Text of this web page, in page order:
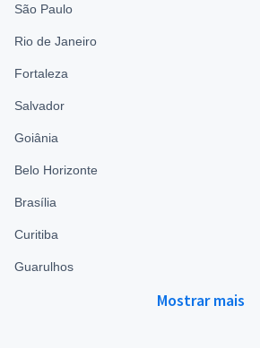
São Paulo
Rio de Janeiro
Fortaleza
Salvador
Goiânia
Belo Horizonte
Brasília
Curitiba
Guarulhos
Mostrar mais